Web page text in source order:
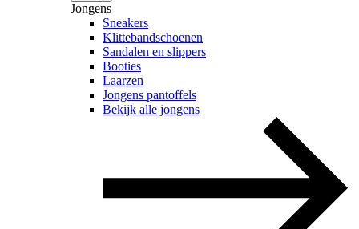
Jongens
Sneakers
Klittebandschoenen
Sandalen en slippers
Booties
Laarzen
Jongens pantoffels
Bekijk alle jongens